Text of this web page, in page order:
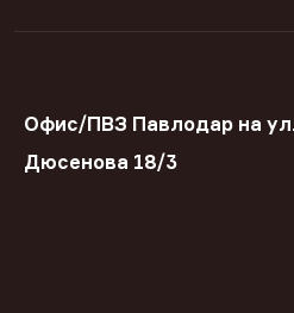
Офис/ПВЗ Павлодар на
Дюсенова 18/3